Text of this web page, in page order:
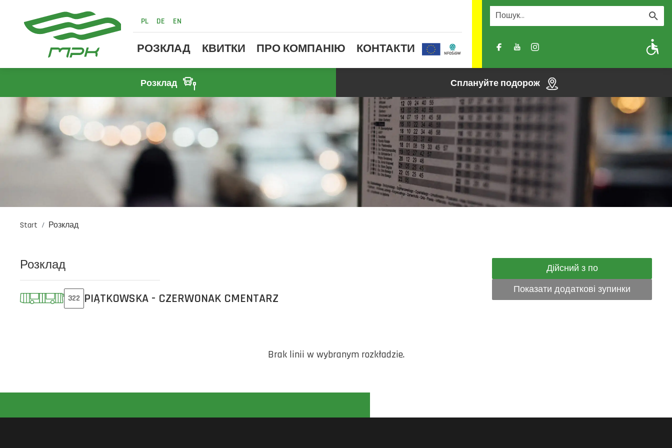
PL DE EN
РОЗКЛАД КВИТКИ ПРО КОМПАНІЮ КОНТАКТИ A- A A+
Розклад Сплануйте подорож
Start Розклад
Розклад
322 PIĄTKOWSKA - CZERWONAK CMENTARZ
Дійсний з по
Показати додаткові зупинки
Brak linii w wybranym rozkładzie.